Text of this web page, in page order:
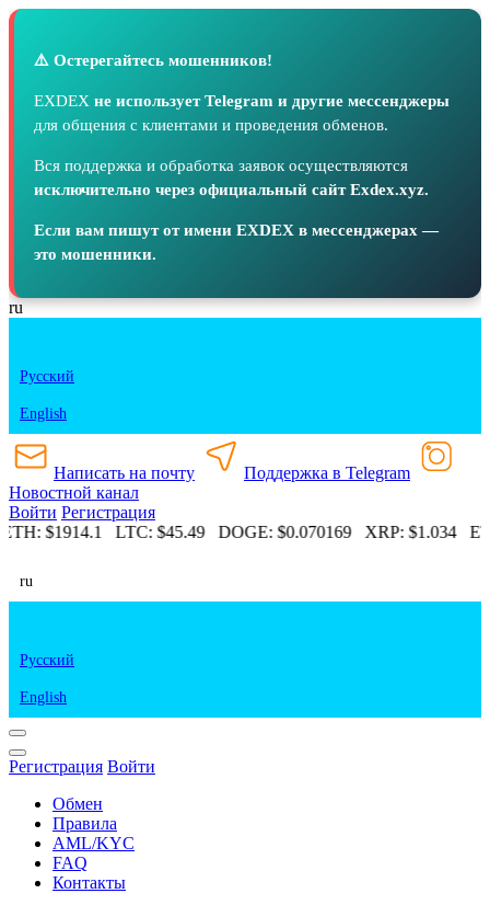
⚠️ Остерегайтесь мошенников!
EXDEX не использует Telegram и другие мессенджеры
для общения с клиентами и проведения обменов.
Вся поддержка и обработка заявок осуществляются
исключительно через официальный сайт Exdex.xyz.
Если вам пишут от имени EXDEX в мессенджерах —
это мошенники.
ru
Русский
English
Написать на почту
Поддержка в Telegram
Новостной канал
Войти Регистрация
$1914.1 LTC:$45.49 DOGE:$0.070169 XRP:$1.034
ru
Русский
English
Регистрация Войти
Обмен
Правила
AML/KYC
FAQ
Контакты